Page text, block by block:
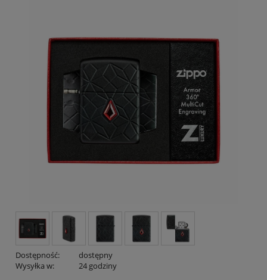
Dostępność:
dostępny
Wysyłka w:
24 godziny